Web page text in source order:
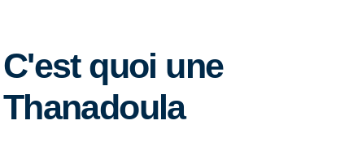
C'est quoi une
Thanadoula